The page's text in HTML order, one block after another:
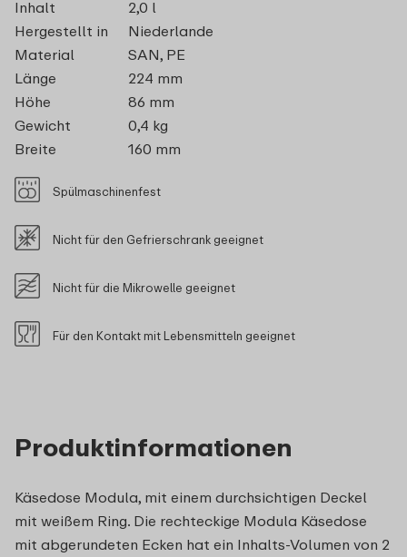
Produktinformationen
Käsedose Modula, mit einem durchsichtigen Deckel
mit weißem Ring. Die rechteckige Modula Käsedose
mit abgerundeten Ecken hat ein Inhalts-Volumen von 2
Inhalt
2,0 l
Hergestellt in
Niederlande
Material
SAN, PE
Länge
224 mm
Höhe
86 mm
Gewicht
0,4 kg
Breite
160 mm
Spülmaschinenfest
Nicht für den Gefrierschrank geeignet
Nicht für die Mikrowelle geeignet
Für den Kontakt mit Lebensmitteln geeignet